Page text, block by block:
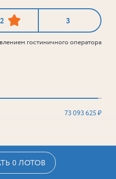
2 3
гостиничного оператора
73 093 625 ₽
0 ЛОТОВ